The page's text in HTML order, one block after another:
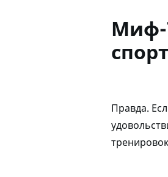
Миф-
Правда.